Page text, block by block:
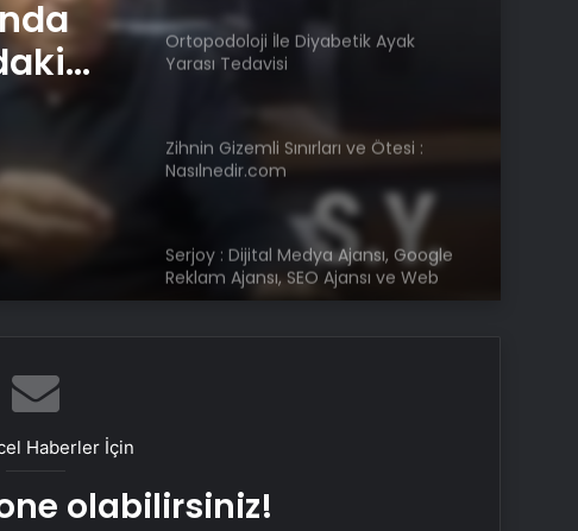
Zihnin Gizemli Sınırları ve Ötesi :
Nasılnedir.com
Serjoy : Dijital Medya Ajansı, Google
Reklam Ajansı, SEO Ajansı ve Web
UETDS Nedir ? Uetds.com İle Akıllı
Dijital Taşımacılık Yazılımı
ve Güvenilir Hizmet
Haberler İçin
olabilirsiniz!